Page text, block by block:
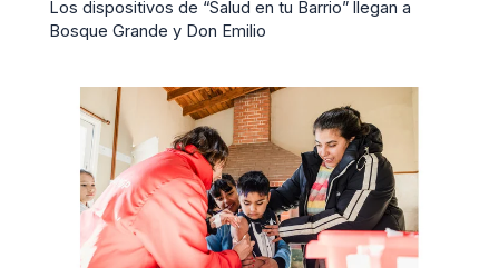
Los dispositivos de “Salud en tu Barrio” llegan a
Bosque Grande y Don Emilio